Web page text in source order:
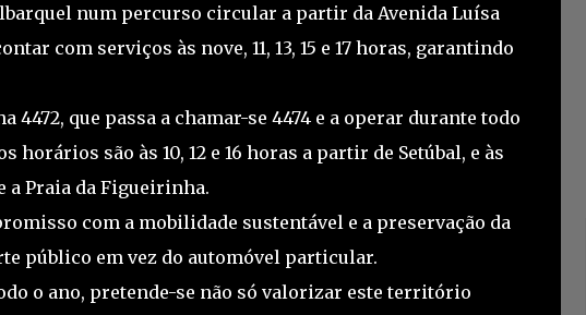
num percurso circular a partir da Avenida Luísa
com serviços às nove, 11, 13, 15 e 17 horas, garantindo
4472, que passa a chamar-se 4474 e a operar durante todo
horários são às 10, 12 e 16 horas a partir de Setúbal, e às
a Praia da Figueirinha.
com a mobilidade sustentável e a preservação da
público em vez do automóvel particular.
o ano, pretende-se não só valorizar este território